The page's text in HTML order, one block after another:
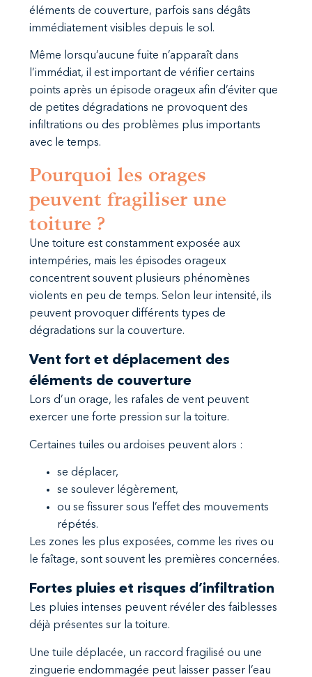
éléments de couverture, parfois sans dégâts
immédiatement visibles depuis le sol.
Même lorsqu’aucune fuite n’apparaît dans
l’immédiat, il est important de vérifier certains
points après un épisode orageux afin d’éviter que
de petites dégradations ne provoquent des
infiltrations ou des problèmes plus importants
avec le temps.
Pourquoi les orages
peuvent fragiliser une
toiture ?
Une toiture est constamment exposée aux
intempéries, mais les épisodes orageux
concentrent souvent plusieurs phénomènes
violents en peu de temps. Selon leur intensité, ils
peuvent provoquer différents types de
dégradations sur la couverture.
Vent fort et déplacement des
éléments de couverture
Lors d’un orage, les rafales de vent peuvent
exercer une forte pression sur la toiture.
Certaines tuiles ou ardoises peuvent alors :
se déplacer,
se soulever légèrement,
ou se fissurer sous l’effet des mouvements
répétés.
Les zones les plus exposées, comme les rives ou
le faîtage, sont souvent les premières concernées.
Fortes pluies et risques d’infiltration
Les pluies intenses peuvent révéler des faiblesses
déjà présentes sur la toiture.
Une tuile déplacée, un raccord fragilisé ou une
zinguerie endommagée peut laisser passer l’eau